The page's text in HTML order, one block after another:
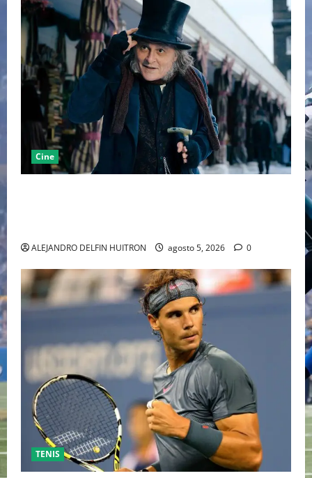
Cine
ALEJANDRO DELFIN HUITRON agosto 5, 2026 0
TENIS